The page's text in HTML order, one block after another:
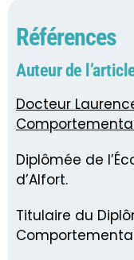
Références
Auteur de
Docteur
Diplômée de
d’Alfort.
Titulaire du